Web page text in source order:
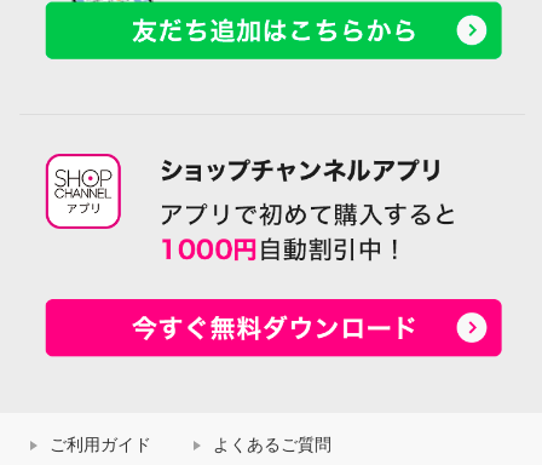
ご利用ガイド よくあるご質問